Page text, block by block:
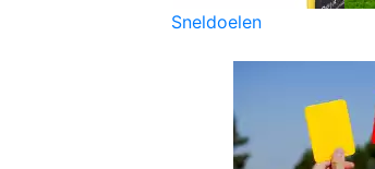
Sneldoelen